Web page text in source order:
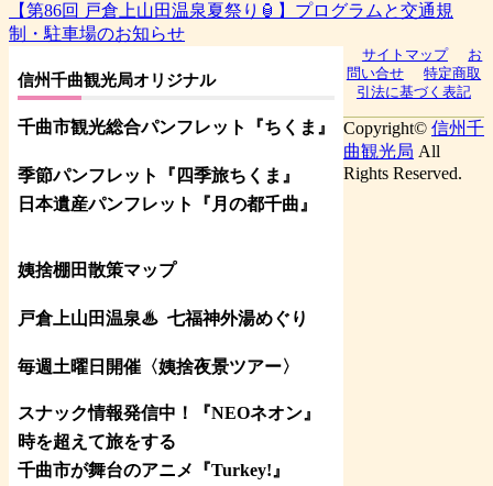
【第86回 戸倉上山田温泉夏祭り🏮】プログラムと交通規
制・駐車場のお知らせ
信州千曲観光局オリジナル
千曲市観光総合パンフレット 『ちくま 』
季節パンフレット『四季旅ちくま』
日本遺産パンフレット
『月の都千曲 』
姨捨棚田散策マップ
戸倉上山田温泉♨ 七福神外湯めぐり
毎週土曜日開催〈姨捨夜景ツアー〉
スナック情報発信中！『NEOネオン』
時を超えて旅をする
千曲市が舞台のアニメ『Turkey!』
サイトマップ
お
問い合せ
特定商取
引法に基づく表記
Copyright© 信州千
曲観光局 All
Rights Reserved.